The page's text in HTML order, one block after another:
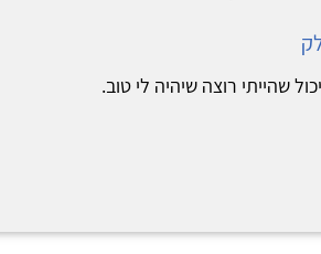
שהייתי רוצה שיהיה לי טוב.